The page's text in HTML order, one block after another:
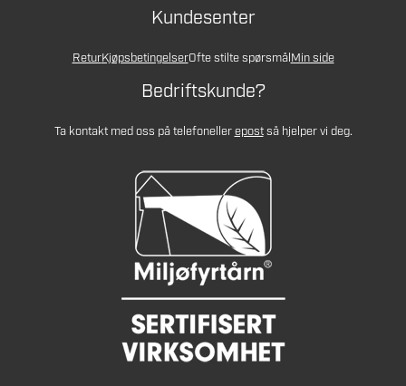
Kundesenter
ReturKjøpsbetingelserOfte stilte spørsmålMin side
Bedriftskunde?
Ta kontakt med oss på telefonellerepostså hjelper vi deg.